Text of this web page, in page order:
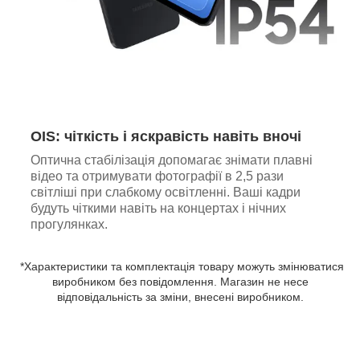
OIS: чіткість і яскравість навіть вночі
Оптична стабілізація допомагає знімати плавні
відео та отримувати фотографії в 2,5 рази
світліші при слабкому освітленні. Ваші кадри
будуть чіткими навіть на концертах і нічних
прогулянках.
*Характеристики та комплектація товару можуть змінюватися
виробником без повідомлення. Магазин не несе
відповідальність за зміни, внесені виробником.